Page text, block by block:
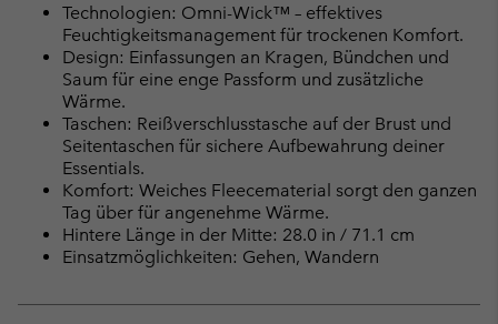
Technologien: Omni-Wick™ – effektives
Feuchtigkeitsmanagement für trockenen Komfort.
Design: Einfassungen an Kragen, Bündchen und
Saum für eine enge Passform und zusätzliche
Wärme.
Taschen: Reißverschlusstasche auf der Brust und
Seitentaschen für sichere Aufbewahrung deiner
Essentials.
Komfort: Weiches Fleecematerial sorgt den ganzen
Tag über für angenehme Wärme.
Hintere Länge in der Mitte: 28.0 in / 71.1 cm
Einsatzmöglichkeiten: Gehen, Wandern